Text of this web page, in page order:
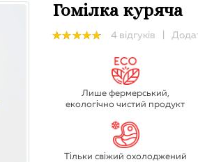
Гомілка куряча
4відгуків
Лише фермерський,
екологічно чистий продукт
Тільки свіжий охолоджений